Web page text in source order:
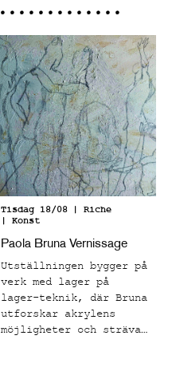
Tisdag 18/08 | Riche
| Konst
Paola Bruna Vernissage
Utställningen bygger på
verk med lager på
lager-teknik, där Bruna
utforskar akrylens
möjligheter och strävar